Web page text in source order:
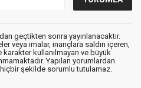
geçtikten sonra yayınlanacaktır.
veya imalar, inançlara saldırı içeren,
karakter kullanılmayan ve büyük
Yapılan yorumlardan
şekilde sorumlu tutulamaz.